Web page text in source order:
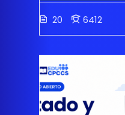
20 6412